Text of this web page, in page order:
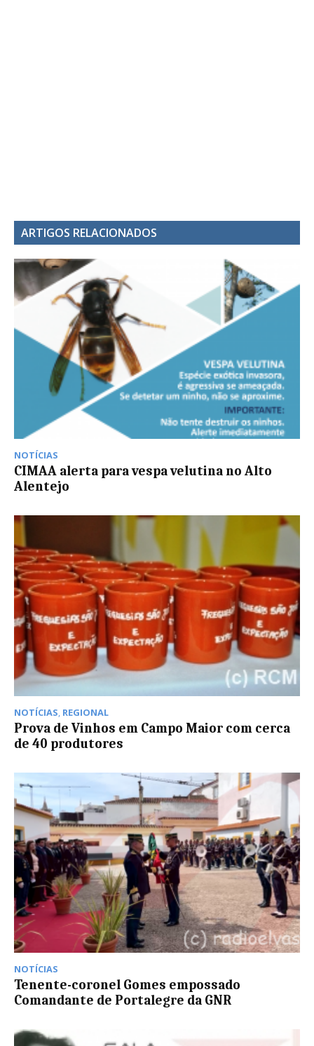
ARTIGOS RELACIONADOS
NOTÍCIAS
CIMAA alerta para vespa velutina no Alto
Alentejo
NOTÍCIAS REGIONAL
Prova de Vinhos em Campo Maior com cerca
de 40 produtores
NOTÍCIAS
Tenente-coronel Gomes empossado
Comandante de Portalegre da GNR